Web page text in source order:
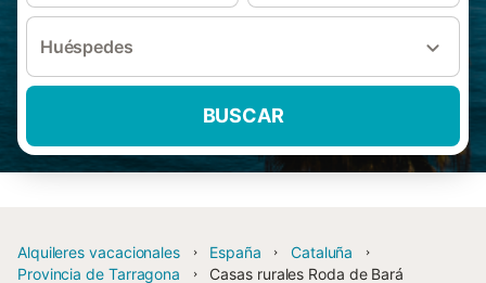
Huéspedes
BUSCAR
Alquileres vacacionales España
Cataluña
Provincia de Tarragona
Casas rurales Roda de Bará